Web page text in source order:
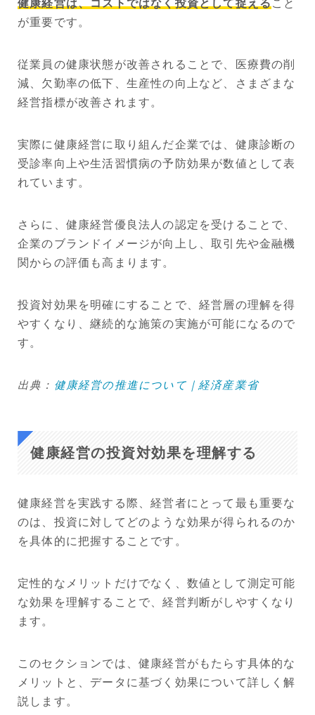
健康経営は、コストではなく投資として捉える こと
が重要です。
従業員の健康状態が改善されることで、医療費の削
減、欠勤率の低下、生産性の向上など、さまざまな
経営指標が改善されます。
実際に健康経営に取り組んだ企業では、健康診断の
受診率向上や生活習慣病の予防効果が数値として表
れています。
さらに、健康経営優良法人の認定を受けることで、
企業のブランドイメージが向上し、取引先や金融機
関からの評価も高まります。
投資対効果を明確にすることで、経営層の理解を得
やすくなり、継続的な施策の実施が可能になるので
す。
出典： 健康経営の推進について｜経済産業省
健康経営の投資対効果を理解する
健康経営を実践する際、経営者にとって最も重要な
のは、投資に対してどのような効果が得られるのか
を具体的に把握することです。
定性的なメリットだけでなく、数値として測定可能
な効果を理解することで、経営判断がしやすくなり
ます。
このセクションでは、健康経営がもたらす具体的な
メリットと、データに基づく効果について詳しく解
説します。